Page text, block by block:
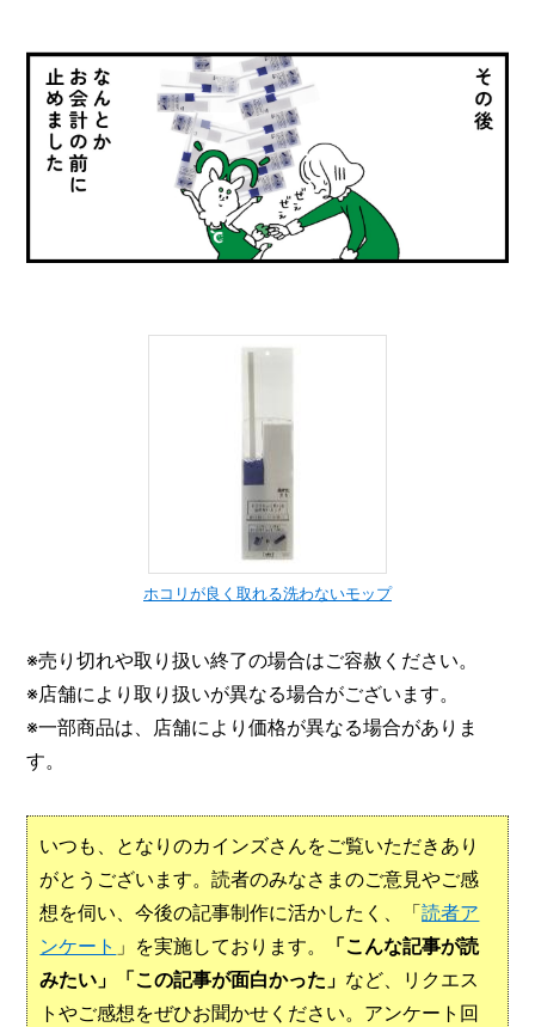
ホコリが良く取れる洗わないモップ
※売り切れや取り扱い終了の場合はご容赦ください。
※店舗により取り扱いが異なる場合がございます。
※一部商品は、店舗により価格が異なる場合がありま
す。
いつも、となりのカインズさんをご覧いただきあり
がとうございます。読者のみなさまのご意見やご感
想を伺い、今後の記事制作に活かしたく、「読者ア
ンケート 」を実施しております。
「こんな記事が読
みたい」「この記事が面白かった」 など、リクエス
トやご感想をぜひお聞かせください。アンケート回